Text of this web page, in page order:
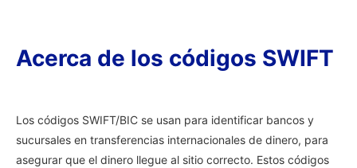
Acerca de los códigos SWIFT
Los códigos SWIFT/BIC se usan para identificar bancos y
sucursales en transferencias internacionales de dinero, para
asegurar que el dinero llegue al sitio correcto. Estos códigos